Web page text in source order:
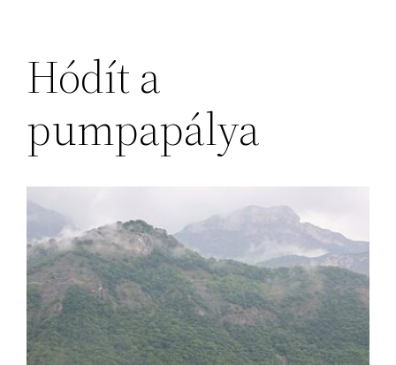
Hódít a
pumpapálya